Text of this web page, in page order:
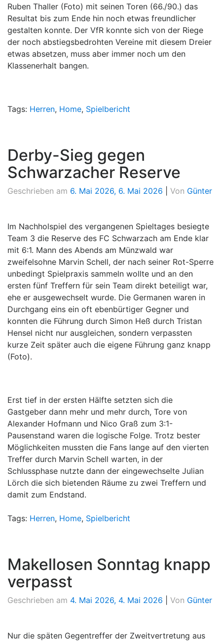
Ruben Thaller (Foto) mit seinen Toren (66./90.) das
Resultat bis zum Ende hin noch etwas freundlicher
gestalten konnte. Der VfR konnte sich von der Riege
der noch abstiegsbedrohten Vereine mit diesem Dreier
etwas absetzen, muss aber immer noch um den
Klassenerhalt bangen.
Tags: Herren, Home, Spielbericht
Derby-Sieg gegen
Schwarzacher Reserve
Geschrieben am 6. Mai 2026, 6. Mai 2026 Von Günter
Im Nachholspiel des vergangenen Spieltages besiegte
Team 3 die Reserve des FC Schwarzach am Ende klar
mit 6:1. Mann des Abends am Münzwald war
zweifelsohne Marvin Schell, der nach seiner Rot-Sperre
unbedingt Spielpraxis sammeln wollte und an den
ersten fünf Treffern für sein Team direkt beteiligt war,
ehe er ausgewechselt wurde. Die Germanen waren in
Durchgang eins ein oft ebenbürtiger Gegner und
konnten die Führung durch Simon Heß durch Tristan
Hensel nicht nur ausgleichen, sondern verpassten
kurze Zeit später auch die eigene Führung ganz knapp
(Foto).
Erst tief in der ersten Hälfte setzten sich die
Gastgeber dann mehr und mehr durch, Tore von
Alexander Hofmann und Nico Graß zum 3:1-
Pausenstand waren die logische Folge. Trotz bester
Möglichkeiten mussten die Fans lange auf den vierten
Treffer durch Marvin Schell warten, in der
Schlussphase nutzte dann der eingewechselte Julian
Lörch die sich bietenden Räume zu zwei Treffern und
damit zum Endstand.
Tags: Herren, Home, Spielbericht
Makellosen Sonntag knapp
verpasst
Geschrieben am 4. Mai 2026, 4. Mai 2026 Von Günter
Nur die späten Gegentreffer der Zweitvertretung aus